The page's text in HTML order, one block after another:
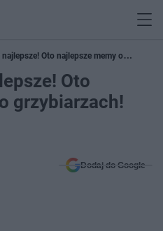
Oto najlepsze memy o
Oto
grzybiarzach!
Dodaj do Google